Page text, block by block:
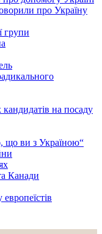
про Україну
групи
на посаду
що ви з Україною“
Канади